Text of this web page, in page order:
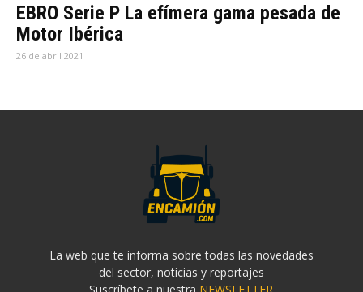
EBRO Serie P La efímera gama pesada de
Motor Ibérica
26 de abril 2021
La web que te informa sobre todas las novedades
del sector, noticias y reportajes